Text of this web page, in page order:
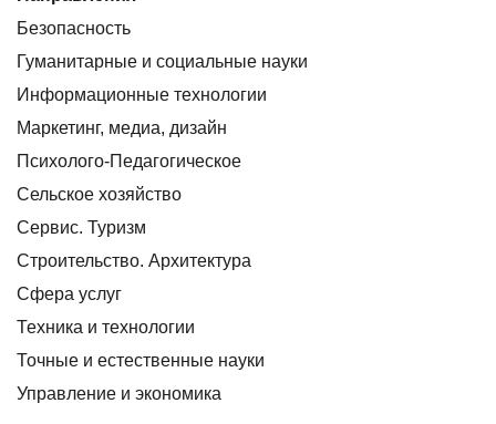
Безопасность
Гуманитарные и социальные науки
Информационные технологии
Маркетинг, медиа, дизайн
Психолого-Педагогическое
Сельское хозяйство
Сервис. Туризм
Строительство. Архитектура
Сфера услуг
Техника и технологии
Точные и естественные науки
Управление и экономика